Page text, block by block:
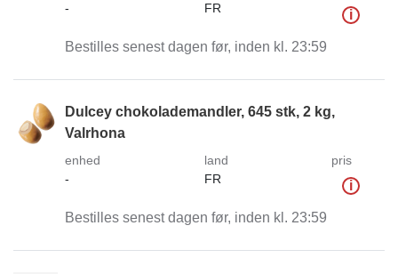
-
FR
i
Bestilles senest dagen før, inden kl. 23:59
Dulcey chokolademandler, 645 stk, 2 kg,
Valrhona
enhed
-
land
FR
pris
i
Bestilles senest dagen før, inden kl. 23:59